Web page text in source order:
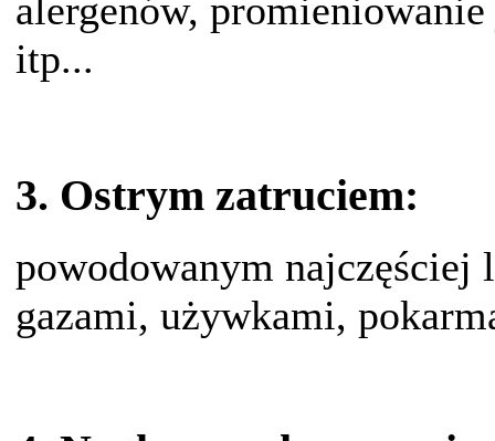
alergenów,
itp...
3. Ostrym zatruciem:
powodowanym
gazami, używkami,